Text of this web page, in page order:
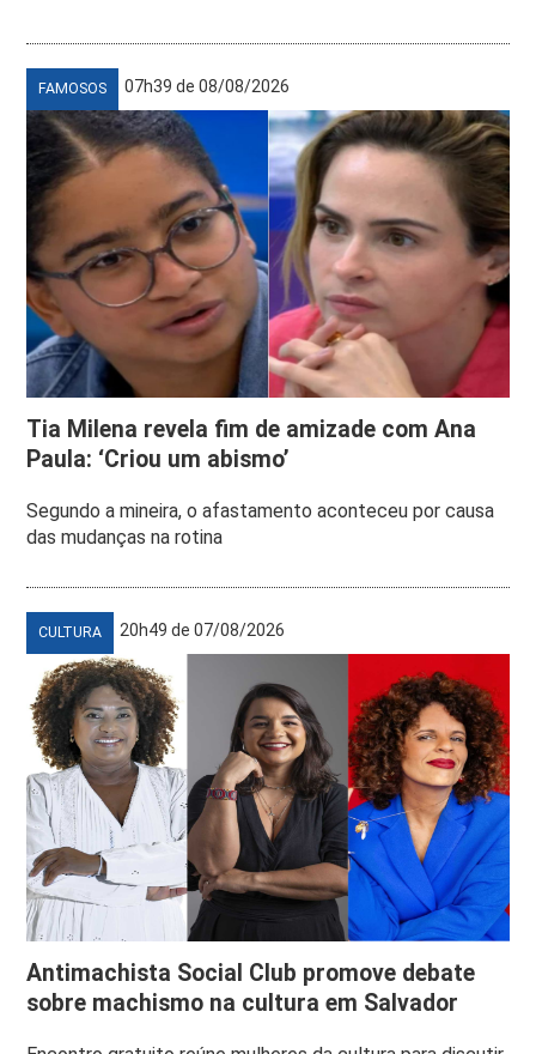
FAMOSOS 07h39 de 08/08/2026
Tia Milena revela fim de amizade com Ana
Paula: ‘Criou um abismo’
Segundo a mineira, o afastamento aconteceu por causa
das mudanças na rotina
CULTURA 20h49 de 07/08/2026
Antimachista Social Club promove debate
sobre machismo na cultura em Salvador